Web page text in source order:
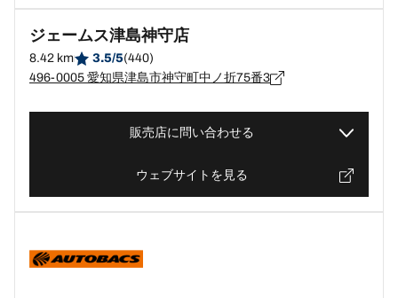
ジェームス津島神守店
8.42 km 3.5/5(440)
496-0005 愛知県津島市神守町中ノ折75番3
販売店に問い合わせる
ウェブサイトを見る